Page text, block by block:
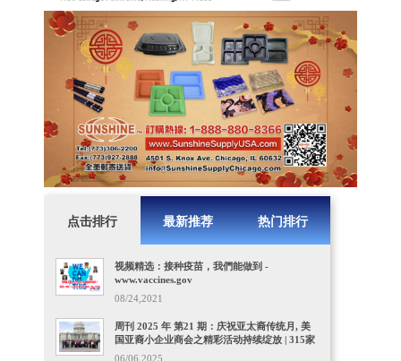
点击排行 最新推荐 热门排行
视频精选：接种疫苗，我們能做到 -
www.vaccines.gov
08/24,2021
周刊 2025 年 第21 期：庆祝亚太裔传统月, 美
国亚裔小企业商会之精彩活动持续绽放 | 315家
门店的Dave's Hot Chicken获10亿美元收购
06/06,2025